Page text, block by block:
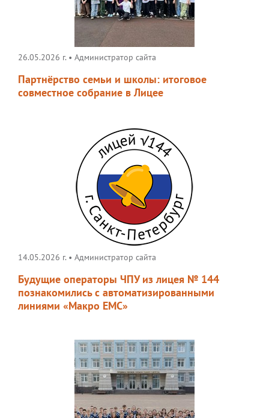
26.05.2026 г. • Администратор сайта
Партнёрство семьи и школы: итоговое
совместное собрание в Лицее
14.05.2026 г. • Администратор сайта
Будущие операторы ЧПУ из лицея № 144
познакомились с автоматизированными
линиями «Макро ЕМС»